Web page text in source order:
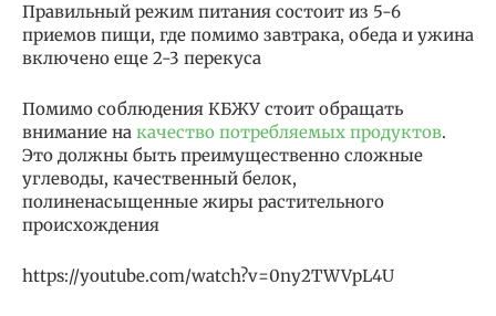
Правильный режим питания состоит из 5-6
приемов пищи, где помимо завтрака, обеда и ужина
включено еще 2-3 перекуса
Помимо соблюдения КБЖУ стоит обращать
внимание на качество потребляемых продуктов.
Это должны быть преимущественно сложные
углеводы, качественный белок,
полиненасыщенные жиры растительного
происхождения
https://youtube.com/watch?v=0ny2TWVpL4U